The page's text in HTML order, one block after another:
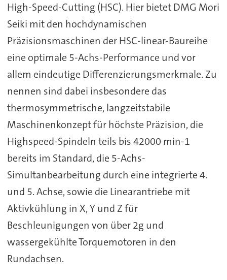
High-Speed-Cutting (HSC). Hier bietet DMG Mori
Seiki mit den hochdynamischen
Präzisionsmaschinen der HSC-linear-Baureihe
eine optimale 5-Achs-Performance und vor
allem eindeutige Differenzierungsmerkmale. Zu
nennen sind dabei insbesondere das
thermosymmetrische, langzeitstabile
Maschinenkonzept für höchste Präzision, die
Highspeed-Spindeln teils bis 42000 min-1
bereits im Standard, die 5-Achs-
Simultanbearbeitung durch eine integrierte 4.
und 5. Achse, sowie die Linearantriebe mit
Aktivkühlung in X, Y und Z für
Beschleunigungen von über 2g und
wassergekühlte Torquemotoren in den
Rundachsen.